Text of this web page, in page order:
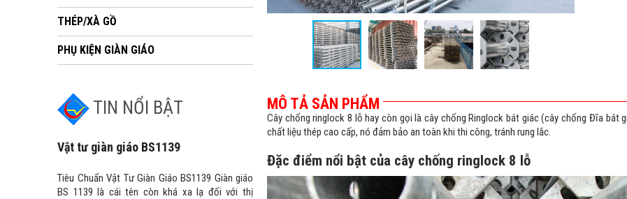
THÉP/XÀ GỒ
PHỤ KIỆN GIÀN GIÁO
TIN NỔI BẬT
Vật tư giàn giáo BS1139
Tiêu Chuẩn Vật Tư Giàn Giáo BS1139 Giàn giáo
BS 1139 là cái tên còn khá xa lạ đối với thị
MÔ TẢ SẢN PHẨM
Cây chống ringlock 8 lỗ hay còn gọi là cây chống Ringlock bát giác (cây chống Đĩa
chất liệu thép cao cấp, nó đảm bảo an toàn khi thi công, tránh rung lắc.
Đặc điểm nổi bật của cây chống ringlock 8 lỗ